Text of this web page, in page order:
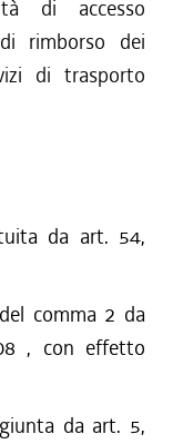
di accesso
rimborso dei
di trasporto
da art. 54,
comma 2 da
, con effetto
da art. 5,